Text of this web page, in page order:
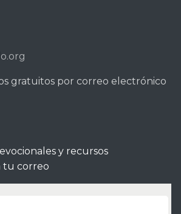
gratuitos por correo electrónico
y recursos
tu correo